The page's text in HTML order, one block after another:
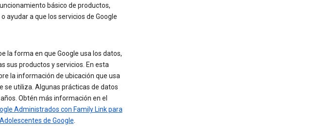
básico de productos,
ayudar a que los servicios de Google
la forma en que Google usa los datos,
sus productos y servicios. En esta
la información de ubicación que usa
se utiliza. Algunas prácticas de datos
Obtén más información en el
Administrados con Family Link para
de Google